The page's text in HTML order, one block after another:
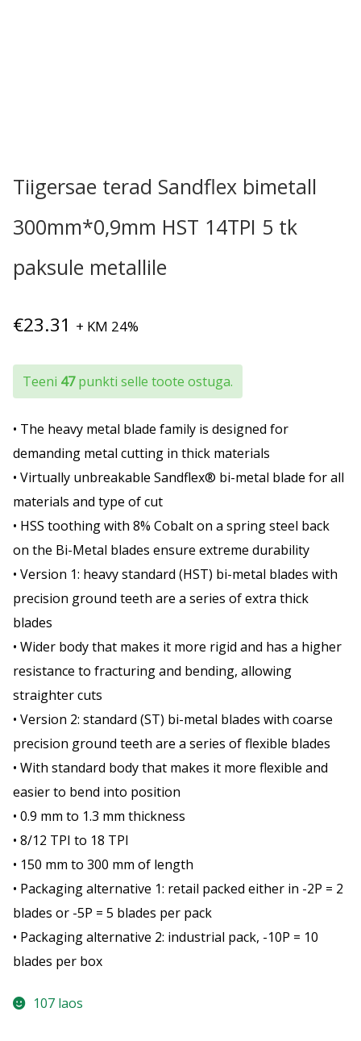
Tiigersae terad Sandflex bimetall
300mm*0,9mm HST 14TPI 5 tk
paksule metallile
€23.31 + KM 24%
Teeni 47punkti selle toote ostuga.
• The heavy metal blade family is designed for
demanding metal cutting in thick materials
• Virtually unbreakable Sandflex® bi-metal blade for all
materials and type of cut
• HSS toothing with 8% Cobalt on a spring steel back
on the Bi-Metal blades ensure extreme durability
• Version 1: heavy standard (HST) bi-metal blades with
precision ground teeth are a series of extra thick
blades
• Wider body that makes it more rigid and has a higher
resistance to fracturing and bending, allowing
straighter cuts
• Version 2: standard (ST) bi-metal blades with coarse
precision ground teeth are a series of flexible blades
• With standard body that makes it more flexible and
easier to bend into position
• 0.9 mm to 1.3 mm thickness
• 8/12 TPI to 18 TPI
• 150 mm to 300 mm of length
• Packaging alternative 1: retail packed either in -2P = 2
blades or -5P = 5 blades per pack
• Packaging alternative 2: industrial pack, -10P = 10
blades per box
107 laos